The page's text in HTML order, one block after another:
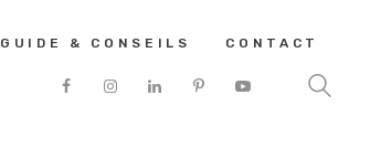
GUIDE & CONSEILS CONTACT